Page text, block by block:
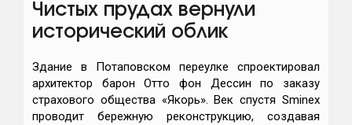
Чистых прудах вернули
исторический облик
Здание в Потаповском переулке спроектировал
архитектор барон Отто фон Дессин по заказу
страхового общества «Якорь». Век спустя Sminex
проводит бережную реконструкцию, создавая